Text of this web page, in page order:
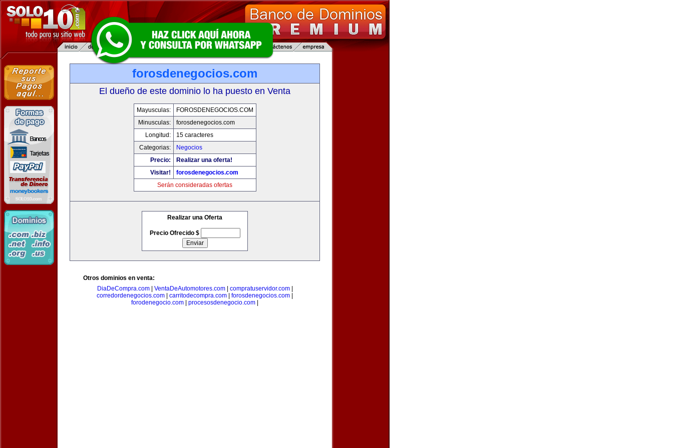
forosdenegocios.com
El dueño de este dominio lo ha puesto en Venta
Mayusculas:
FOROSDENEGOCIOS.COM
Minusculas:
forosdenegocios.com
Longitud:
15 caracteres
Categorias:
Negocios
Precio:
Realizar una oferta!
Visitar!
forosdenegocios.com
Serán consideradas ofertas
Realizar una Oferta
Precio Ofrecido $
Otros dominios en venta:
DiaDeCompra.com| VentaDeAutomotores.com| compratuservidor.com|
corredordenegocios.com
carritodecompra.com forosdenegocios.com
forodenegocio.com
procesosdenegocio.com